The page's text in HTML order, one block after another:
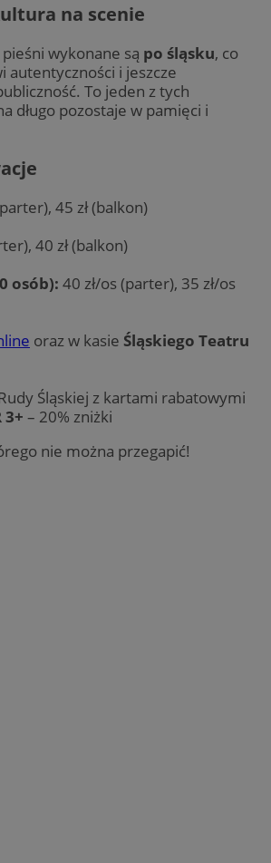
na scenie
wykonane są po śląsku, co
autentyczności i jeszcze
To jeden z tych
długo pozostaje w pamięci i
45 zł (balkon)
40 zł (balkon)
osób): 40 zł/os (parter), 35 zł/os
oraz w kasie Śląskiego Teatru
Śląskiej z kartami rabatowymi
3+ – 20% zniżki
nie można przegapić!